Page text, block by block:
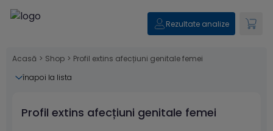
Rezultate analize
Acasă > Shop > Profil extins afecțiuni genitale femei
înapoi la lista
Profil extins afecțiuni genitale femei